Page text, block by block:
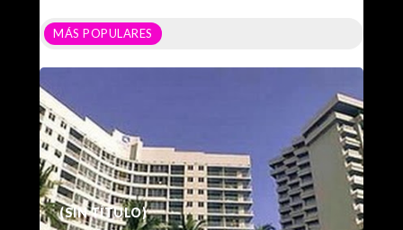
MÁS POPULARES
(SIN TÍTULO)